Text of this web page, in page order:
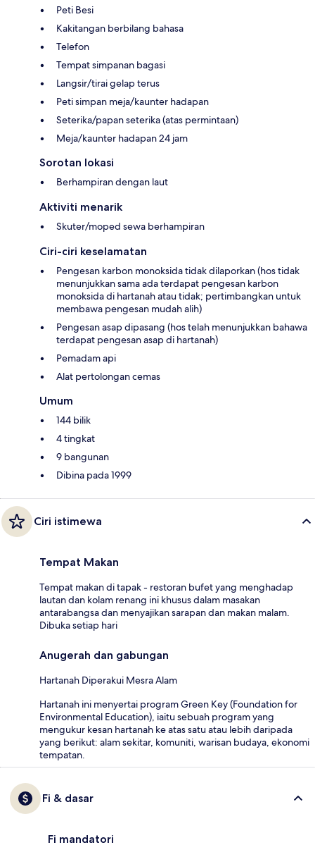
Peti Besi
Kakitangan berbilang bahasa
Telefon
Tempat simpanan bagasi
Langsir/tirai gelap terus
Peti simpan meja/kaunter hadapan
Seterika/papan seterika (atas permintaan)
Meja/kaunter hadapan 24 jam
Sorotan lokasi
Berhampiran dengan laut
Aktiviti menarik
Skuter/moped sewa berhampiran
Ciri-ciri keselamatan
Pengesan karbon monoksida tidak dilaporkan (hos tidak
menunjukkan sama ada terdapat pengesan karbon
monoksida di hartanah atau tidak; pertimbangkan untuk
membawa pengesan mudah alih)
Pengesan asap dipasang (hos telah menunjukkan bahawa
terdapat pengesan asap di hartanah)
Pemadam api
Alat pertolongan cemas
Umum
144 bilik
4 tingkat
9 bangunan
Dibina pada 1999
Ciri istimewa
Tempat Makan
Tempat makan di tapak - restoran bufet yang menghadap
lautan dan kolam renang ini khusus dalam masakan
antarabangsa dan menyajikan sarapan dan makan malam.
Dibuka setiap hari
Anugerah dan gabungan
Hartanah Diperakui Mesra Alam
Hartanah ini menyertai program Green Key (Foundation for
Environmental Education), iaitu sebuah program yang
mengukur kesan hartanah ke atas satu atau lebih daripada
yang berikut: alam sekitar, komuniti, warisan budaya, ekonomi
tempatan.
Fi & dasar
Fi mandatori